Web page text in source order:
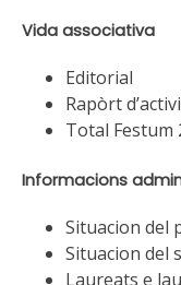
Vida associativa
Editorial
Rapòrt
Total Festum
Informacions
Situacion del
Situacion del
Laureats e